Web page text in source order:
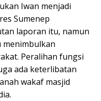
Iwan menjadi
Sumenep
laporan itu, namun
menimbulkan
Peralihan fungsi
ada keterlibatan
wakaf masjid